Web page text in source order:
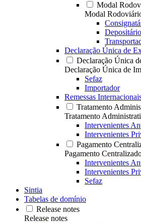
Modal
Modal
Depositário
Declaração Única de
Declaração Única
Declaração Única de
Sefaz
Importador
Remessas
Tratamento
Tratamento
Intervenientes
Intervenientes
Pagamento
Pagamento
Intervenientes
Intervenientes
Sefaz
Sintia
Tabelas de domínio
Release notes
Release notes